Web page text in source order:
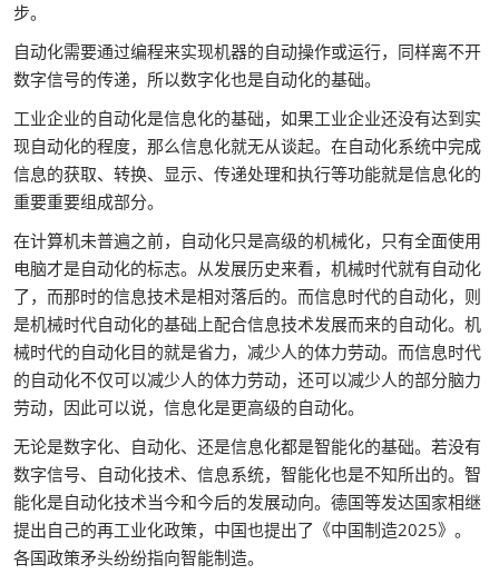
步。
自动化需要通过编程来实现机器的自动操作或运行，同样离不开
数字信号的传递，所以数字化也是自动化的基础。
工业企业的自动化是信息化的基础，如果工业企业还没有达到实
现自动化的程度，那么信息化就无从谈起。在自动化系统中完成
信息的获取、转换、显示、传递处理和执行等功能就是信息化的
重要重要组成部分。
在计算机未普遍之前，自动化只是高级的机械化，只有全面使用
电脑才是自动化的标志。从发展历史来看，机械时代就有自动化
了，而那时的信息技术是相对落后的。而信息时代的自动化，则
是机械时代自动化的基础上配合信息技术发展而来的自动化。机
械时代的自动化目的就是省力，减少人的体力劳动。而信息时代
的自动化不仅可以减少人的体力劳动，还可以减少人的部分脑力
劳动，因此可以说，信息化是更高级的自动化。
无论是数字化、自动化、还是信息化都是智能化的基础。若没有
数字信号、自动化技术、信息系统，智能化也是不知所出的。智
能化是自动化技术当今和今后的发展动向。德国等发达国家相继
提出自己的再工业化政策，中国也提出了《中国制造2025》。
各国政策矛头纷纷指向智能制造。